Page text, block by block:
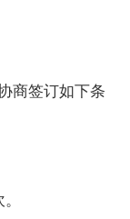
商签订如下条